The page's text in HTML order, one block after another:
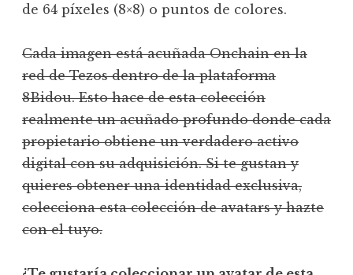
de 64 píxeles (8×8) o puntos de colores.
Cada imagen está acuñada Onchain en la
red de Tezos dentro de la plataforma
8Bidou. Esto hace de esta colección
realmente un acuñado profundo donde cada
propietario obtiene un verdadero activo
digital con su adquisición. Si te gustan y
quieres obtener una identidad exclusiva,
colecciona esta colección de avatars y hazte
con el tuyo.